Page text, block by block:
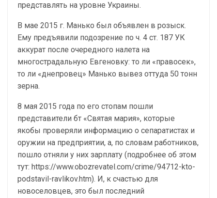
представлять на уровне Украины.
В мае 2015 г. Манько был объявлен в розыск.
Ему предъявили подозрение по ч. 4 ст. 187 УК
аккурат после очередного налета на
многострадальную Евгеновку: то ли «правосек»,
то ли «днепровец» Манько вывез оттуда 50 тонн
зерна.
8 мая 2015 года по его стопам пошли
представители бт «Святая мария», которые
якобы проверяли информацию о сепаратистах и
оружии на предприятии, а, по словам работников,
пошло отняли у них зарплату (подробнее об этом
тут: https://www.obozrevatel.com/crime/94712-kto-
podstavil-ravlikov.htm). И, к счастью для
новоселовцев, это был последний